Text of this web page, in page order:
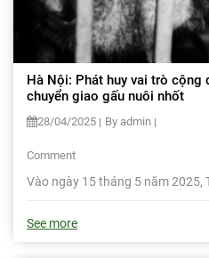
Hà Nội: Phát huy vai trò cộng
chuyển giao gấu nuôi nhốt
28/04/2025 By admin
Comment
Vào ngày 15 tháng 5 năm 2025,
See more